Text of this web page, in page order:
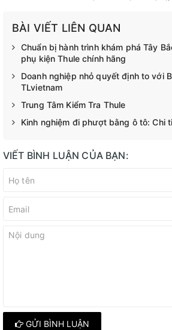
BÀI VIẾT LIÊN QUAN
Chuẩn bị hành trình khám phá Tây
phụ kiện Thule chính hãng
Doanh nghiệp nhỏ quyết định to với
TLvietnam
Trung Tâm Kiểm Tra Thule
Kinh nghiệm đi phượt bằng ô tô: Chi
VIẾT BÌNH LUẬN CỦA BẠN:
GỬI BÌNH LUẬN